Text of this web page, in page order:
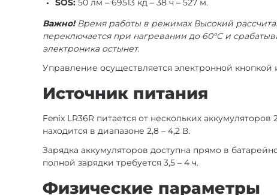
SOS: 50 лм – 69513 кд – 38 ч – 527 м.
Важно!Время работы в режимах Высокий
переключается при нагревании до 60°C и
электроника остынет.
Управление осуществляется электронной
Источник питания
Fenix LR36R питается от нескольких
находится в диапазоне 2,8 – 4,2 В.
Зарядка аккумуляторов доступна прямо в
полной зарядки требуется 3,5 – 4 ч.
Физические параметры